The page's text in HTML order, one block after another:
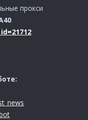
прокси